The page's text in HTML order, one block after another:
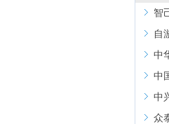
智
自
中
中
中
众